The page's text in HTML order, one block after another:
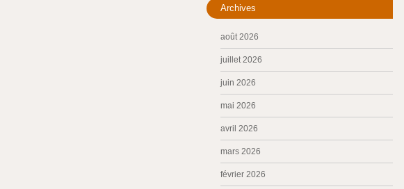
Archives
août 2026
juillet 2026
juin 2026
mai 2026
avril 2026
mars 2026
février 2026